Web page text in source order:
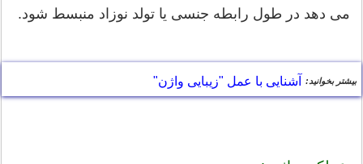
می دهد در طول رابطه جنسی یا تولد نوزاد منبسط شود.
بیشتر بخوانید: آشنایی با عمل "زیبایی واژن"